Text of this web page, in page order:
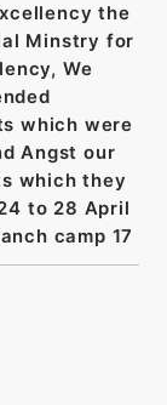
the
Minstry for
We
which were
Angst our
which they
to 28 April
camp 17